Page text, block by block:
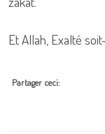
Et Allah, Exalté
Partager ceci: